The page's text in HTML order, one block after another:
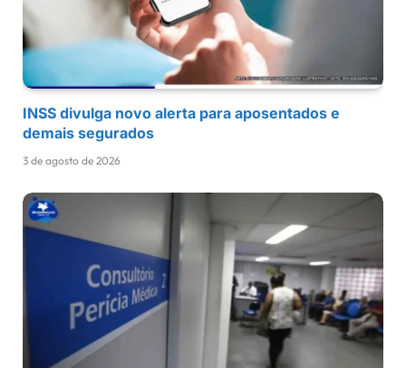
INSS divulga novo alerta para aposentados e
demais segurados
3 de agosto de 2026